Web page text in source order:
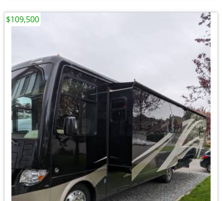
$109,500